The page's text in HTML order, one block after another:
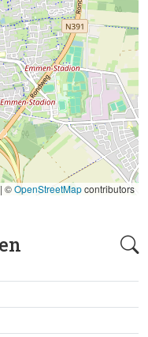
| ©OpenStreetMapcontributors